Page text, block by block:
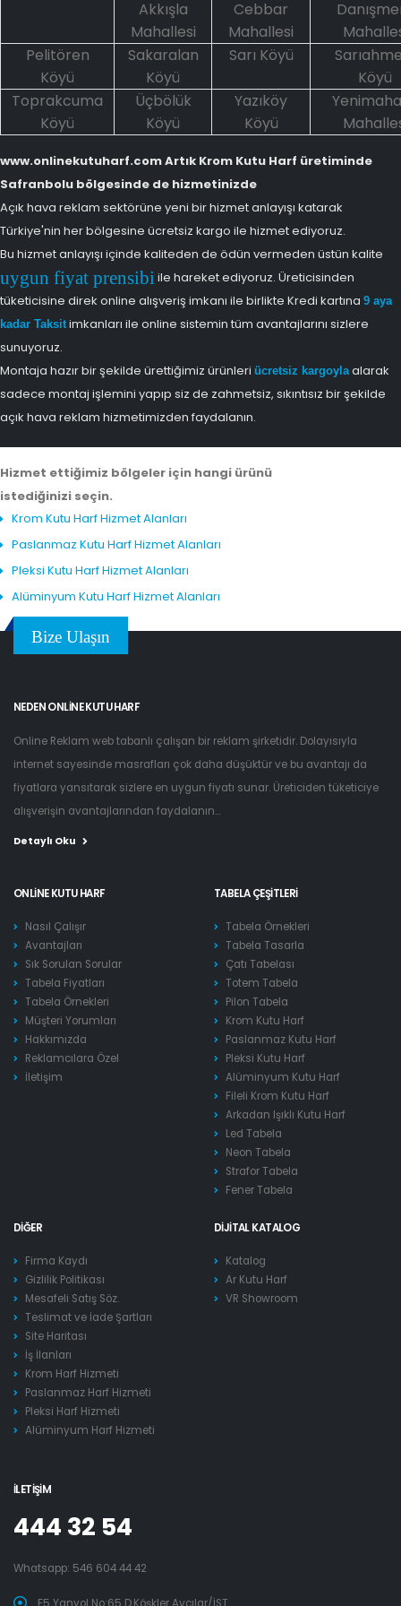
Akkışla
Mahallesi
Cebbar
Mahallesi
Pelitören
Köyü
Sakaralan
Köyü
Sarı Köyü
Köyü
Toprakcuma
Köyü
Üçbölük
Köyü
Yazıköy
Köyü
www.onlinekutuharf.com Artık Krom Kutu Harf üretiminde
Safranbolu bölgesinde de hizmetinizde
Açık hava reklam sektörüne yeni bir hizmet anlayışı katarak
Türkiye'nin her bölgesine ücretsiz kargo ile hizmet ediyoruz.
Bu hizmet anlayışı içinde kaliteden de ödün vermeden üstün kalite
uygun fiyat prensibi ile hareket ediyoruz. Üreticisinden
tüketicisine direk online alışveriş imkanı ile birlikte Kredi kartına 9 aya
kadar Taksitimkanları ile online sistemin tüm avantajlarını sizlere
sunuyoruz.
Montaja hazır bir şekilde ürettiğimiz ürünleri ücretsiz kargoylaalarak
sadece montaj işlemini yapıp siz de zahmetsiz, sıkıntısız bir şekilde
açık hava reklam hizmetimizden faydalanın.
Hizmet ettiğimiz bölgeler için hangi ürünü
istediğinizi seçin.
Krom Kutu Harf Hizmet Alanları
Paslanmaz Kutu Harf Hizmet Alanları
Pleksi Kutu Harf Hizmet Alanları
Alüminyum Kutu Harf Hizmet Alanları
Bize Ulaşın
NEDEN ONLINE KUTU HARF
Online Reklam web tabanlı çalışan bir reklam şirketidir. Dolayısıyla
internet sayesinde masrafları çok daha düşüktür ve bu avantajı da
fiyatlara yansıtarak sizlere en uygun fiyatı sunar. Üreticiden tüketiciye
alışverişin avantajlarından faydalanın...
Detaylı Oku
ONLINE KUTU HARF
Nasıl Çalışır
Avantajları
Sık Sorulan Sorular
Tabela Fiyatları
Tabela Örnekleri
Müşteri Yorumları
Hakkımızda
Reklamcılara Özel
İletişim
TABELA ÇEŞITLERI
Tabela Örnekleri
Tabela Tasarla
Çatı Tabelası
Totem Tabela
Pilon Tabela
Krom Kutu Harf
Paslanmaz Kutu Harf
Pleksi Kutu Harf
Alüminyum Kutu Harf
Fileli Krom Kutu Harf
Arkadan Işıklı Kutu Harf
Led Tabela
Neon Tabela
Strafor Tabela
Fener Tabela
DIĞER
Firma Kaydı
Gizlilik Politikası
Mesafeli Satış Söz.
Teslimat ve İade Şartları
Site Haritası
İş İlanları
Krom Harf Hizmeti
Paslanmaz Harf Hizmeti
Pleksi Harf Hizmeti
Alüminyum Harf Hizmeti
DIJITAL KATALOG
Katalog
Ar Kutu Harf
VR Showroom
İLETIŞIM
444 32 54
Whatsapp: 546 604 44 42
E5 Yanyol No:65 D.Köşkler Avcılar/İST